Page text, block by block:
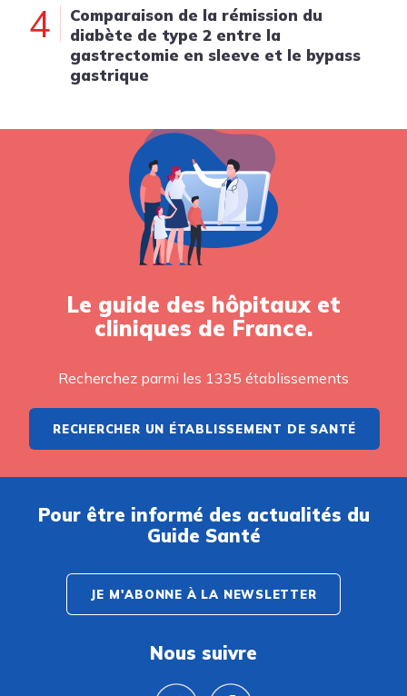
4
Comparaison de la rémission du
diabète de type 2 entre la
gastrectomie en sleeve et le bypass
gastrique
Le guide des hôpitaux et
cliniques de France.
Recherchez parmi les 1335 établissements
RECHERCHER UN ÉTABLISSEMENT DE SANTÉ
Pour être informé des actualités du
Guide Santé
JE M'ABONNE À LA NEWSLETTER
Nous suivre